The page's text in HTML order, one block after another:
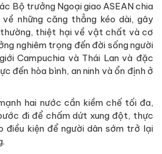
Bộ trưởng Ngoại giao ASEAN chia
những căng thẳng kéo dài, gây
thiệt hại về vật chất và cơ
nghiêm trọng đến đời sống người
Campuchia và Thái Lan và đặc
đến hòa bình, an ninh và ổn định ở
hai nước cần kiềm chế tối đa,
đi để chấm dứt xung đột, thực
điều kiện để người dân sớm trở lại